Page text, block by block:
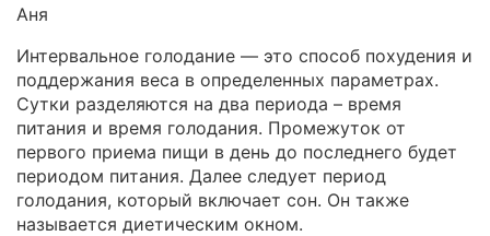
Аня
Интервальное голодание — это способ похудения и
поддержания веса в определенных параметрах.
Сутки разделяются на два периода – время
питания и время голодания. Промежуток от
первого приема пищи в день до последнего будет
периодом питания. Далее следует период
голодания, который включает сон. Он также
называется диетическим окном.